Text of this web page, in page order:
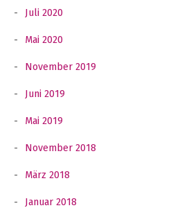
Juli 2020
Mai 2020
November 2019
Juni 2019
Mai 2019
November 2018
März 2018
Januar 2018